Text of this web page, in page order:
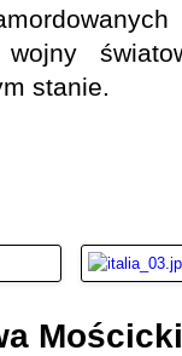
stanie.